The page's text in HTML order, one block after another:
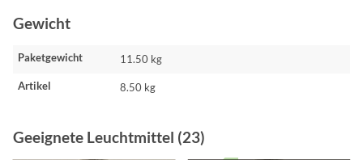
Gewicht
Paketgewicht 11.50 kg
Artikel 8.50 kg
Geeignete Leuchtmittel (23)